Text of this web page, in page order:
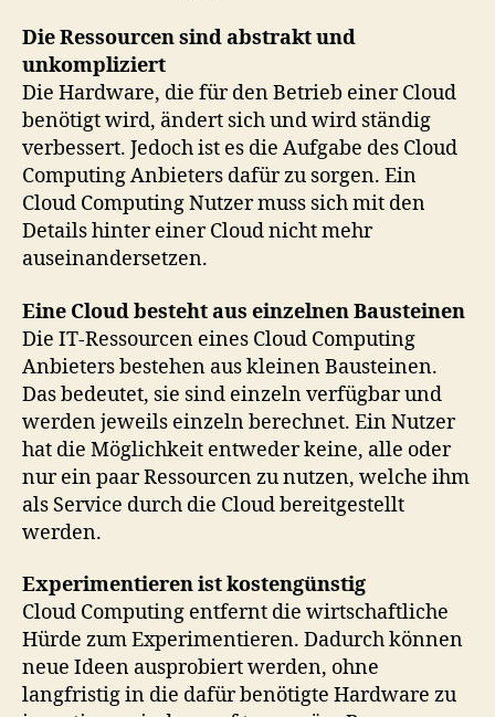
Die Ressourcen sind abstrakt und
unkompliziert
Die Hardware, die für den Betrieb einer Cloud
benötigt wird, ändert sich und wird ständig
verbessert. Jedoch ist es die Aufgabe des Cloud
Computing Anbieters dafür zu sorgen. Ein
Cloud Computing Nutzer muss sich mit den
Details hinter einer Cloud nicht mehr
auseinandersetzen.
Eine Cloud besteht aus einzelnen Bausteinen
Die IT-Ressourcen eines Cloud Computing
Anbieters bestehen aus kleinen Bausteinen.
Das bedeutet, sie sind einzeln verfügbar und
werden jeweils einzeln berechnet. Ein Nutzer
hat die Möglichkeit entweder keine, alle oder
nur ein paar Ressourcen zu nutzen, welche ihm
als Service durch die Cloud bereitgestellt
werden.
Experimentieren ist kostengünstig
Cloud Computing entfernt die wirtschaftliche
Hürde zum Experimentieren. Dadurch können
neue Ideen ausprobiert werden, ohne
langfristig in die dafür benötigte Hardware zu